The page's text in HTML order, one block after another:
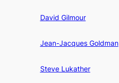
David Gilmour
Jean-Jacques Goldman
Steve Lukather